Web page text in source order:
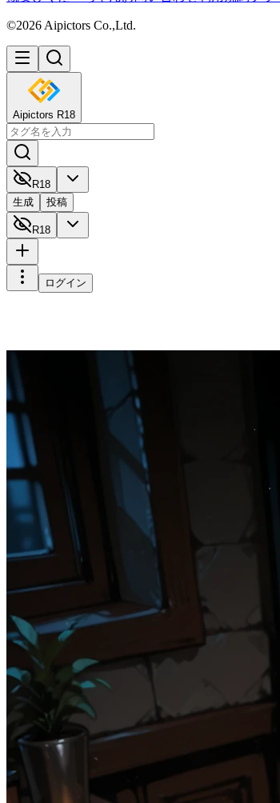
©2026 Aipictors Co.,Ltd.
Aipictors R18
R18
生成
投稿
R18
ログイン